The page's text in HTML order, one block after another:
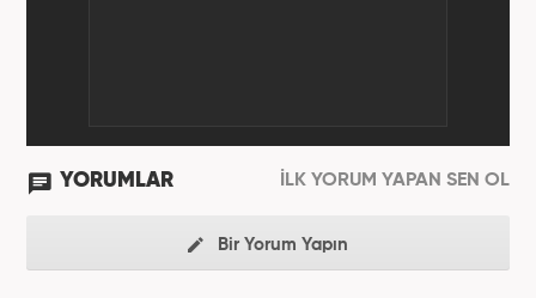
YORUMLAR İLK YORUM YAPAN SEN OL
Bir Yorum Yapın